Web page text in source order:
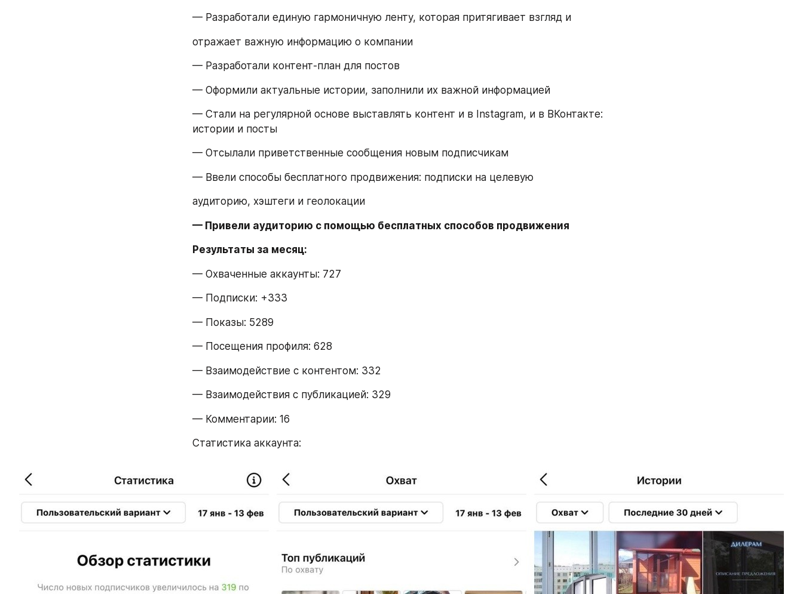
— Разработали единую гармоничную ленту, которая притягивает взгляд и
отражает важную информацию о компании
— Разработали контент-план для постов
— Оформили актуальные истории, заполнили их важной информацией
— Стали на регулярной основе выставлять контент и в Instagram, и в ВКонтакте:
истории и посты
— Отсылали приветственные сообщения новым подписчикам
— Ввели способы бесплатного продвижения: подписки на целевую
аудиторию, хэштеги и геолокации
— Привели аудиторию с помощью бесплатных способов продвижения
Результаты за месяц:
— Охваченные аккаунты: 727
— Подписки: +333
— Показы: 5289
— Посещения профиля: 628
— Взаимодействие с контентом: 332
— Взаимодействия с публикацией: 329
— Комментарии: 16
Статистика аккаунта: